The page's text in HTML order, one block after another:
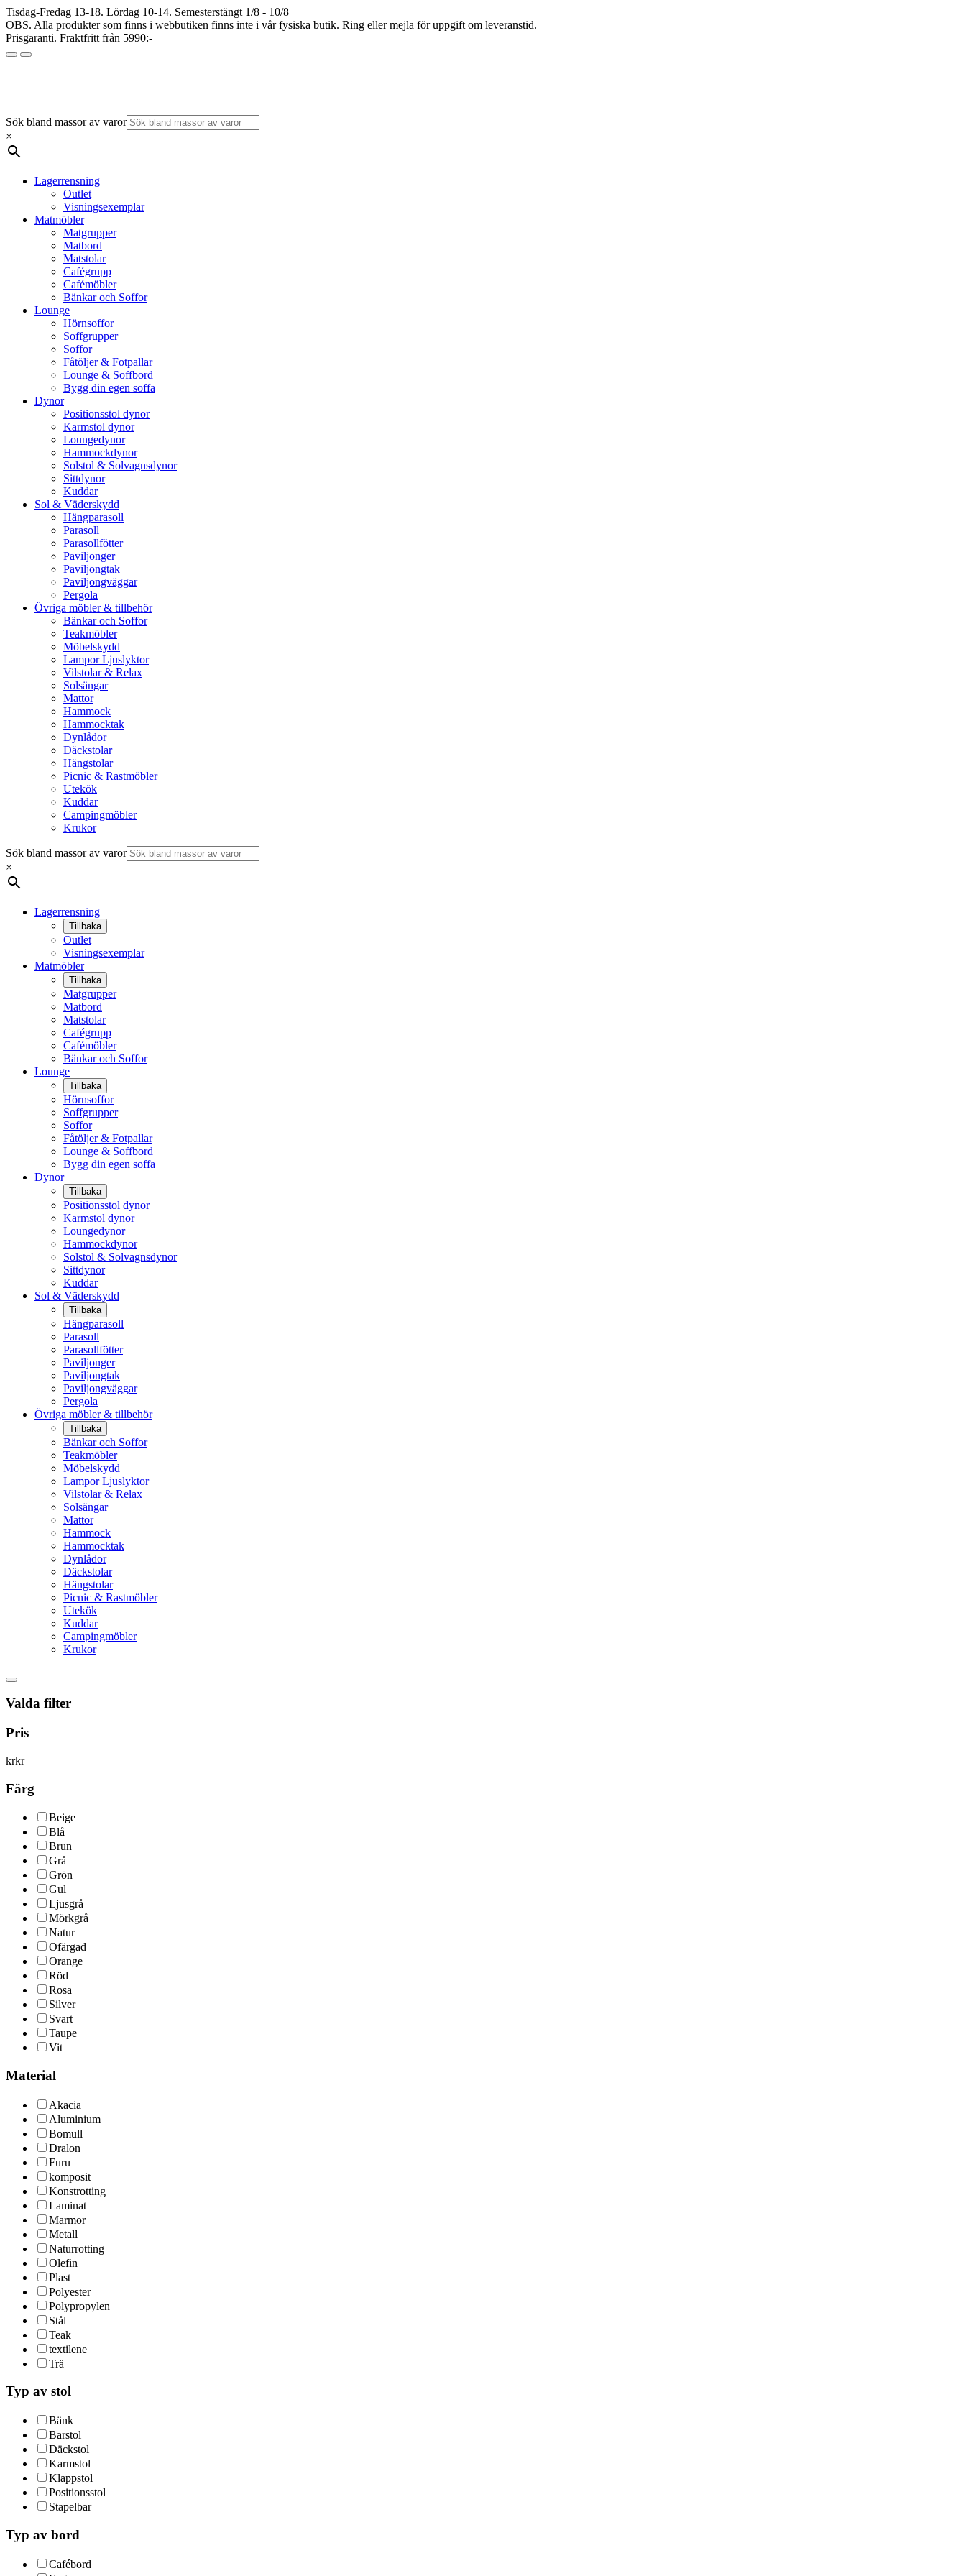
Tisdag-Fredag 13-18. Lördag 10-14. Semesterstängt 1/8 - 10/8
OBS. Alla produkter som finns i webbutiken finns inte i vår fysiska butik. Ring eller mejla för uppgift om leveranstid.
Prisgaranti. Fraktfritt från 5990:-
Sök bland massor av varor
×
Lagerrensning
Outlet
Visningsexemplar
Matmöbler
Matgrupper
Matbord
Matstolar
Cafégrupp
Cafémöbler
Bänkar och Soffor
Lounge
Hörnsoffor
Soffgrupper
Soffor
Fåtöljer & Fotpallar
Lounge & Soffbord
Bygg din egen soffa
Dynor
Positionsstol dynor
Karmstol dynor
Loungedynor
Hammockdynor
Solstol & Solvagnsdynor
Sittdynor
Kuddar
Sol & Väderskydd
Hängparasoll
Parasoll
Parasollfötter
Paviljonger
Paviljongtak
Paviljongväggar
Pergola
Övriga möbler & tillbehör
Bänkar och Soffor
Teakmöbler
Möbelskydd
Lampor Ljuslyktor
Vilstolar & Relax
Solsängar
Mattor
Hammock
Hammocktak
Dynlådor
Däckstolar
Hängstolar
Picnic & Rastmöbler
Utekök
Kuddar
Campingmöbler
Krukor
Sök bland massor av varor
×
Lagerrensning
Tillbaka
Outlet
Visningsexemplar
Matmöbler
Tillbaka
Matgrupper
Matbord
Matstolar
Cafégrupp
Cafémöbler
Bänkar och Soffor
Lounge
Tillbaka
Hörnsoffor
Soffgrupper
Soffor
Fåtöljer & Fotpallar
Lounge & Soffbord
Bygg din egen soffa
Dynor
Tillbaka
Positionsstol dynor
Karmstol dynor
Loungedynor
Hammockdynor
Solstol & Solvagnsdynor
Sittdynor
Kuddar
Sol & Väderskydd
Tillbaka
Hängparasoll
Parasoll
Parasollfötter
Paviljonger
Paviljongtak
Paviljongväggar
Pergola
Övriga möbler & tillbehör
Tillbaka
Bänkar och Soffor
Teakmöbler
Möbelskydd
Lampor Ljuslyktor
Vilstolar & Relax
Solsängar
Mattor
Hammock
Hammocktak
Dynlådor
Däckstolar
Hängstolar
Picnic & Rastmöbler
Utekök
Kuddar
Campingmöbler
Krukor
Valda filter
Pris
krkr
Färg
Beige
Blå
Brun
Grå
Grön
Gul
Ljusgrå
Mörkgrå
Natur
Ofärgad
Orange
Röd
Rosa
Silver
Svart
Taupe
Vit
Material
Akacia
Aluminium
Bomull
Dralon
Furu
komposit
Konstrotting
Laminat
Marmor
Metall
Naturrotting
Olefin
Plast
Polyester
Polypropylen
Stål
Teak
textilene
Trä
Typ av stol
Bänk
Barstol
Däckstol
Karmstol
Klappstol
Positionsstol
Stapelbar
Typ av bord
Cafébord